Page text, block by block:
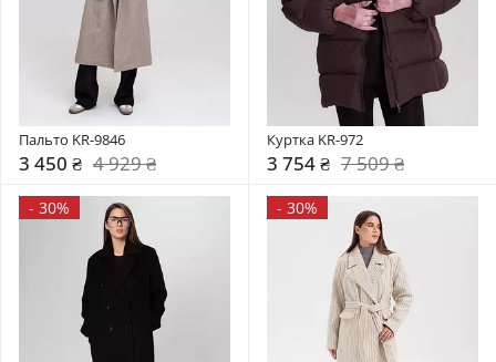
Пальто KR-9846
3 450 ₴ 4 929 ₴
Куртка KR-972
3 754 ₴ 7 509 ₴
- 30% - 30%